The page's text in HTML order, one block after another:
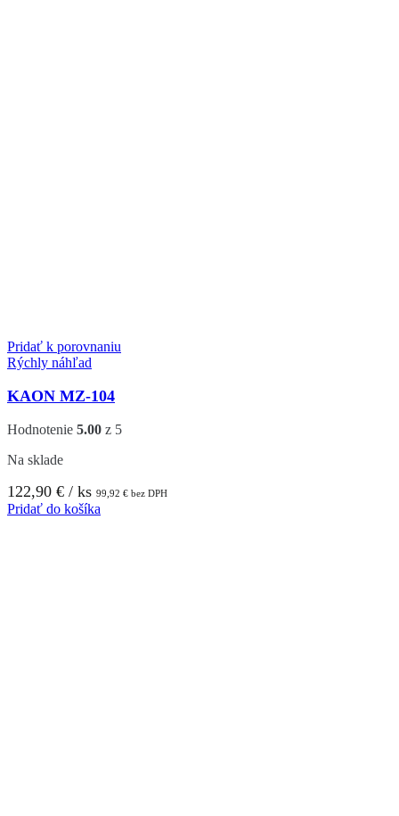
Pridať k porovnaniu
Rýchly náhľad
KAON MZ-104
Hodnotenie 5.00 z 5
Na sklade
122,90 € / ks 99,92 € bez DPH
Pridať do košíka